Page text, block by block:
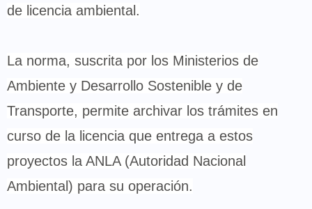
de licencia ambiental.
La norma, suscrita por los Ministerios de
Ambiente y Desarrollo Sostenible y de
Transporte, permite archivar los trámites en
curso de la licencia que entrega a estos
proyectos la ANLA (Autoridad Nacional
Ambiental) para su operación.